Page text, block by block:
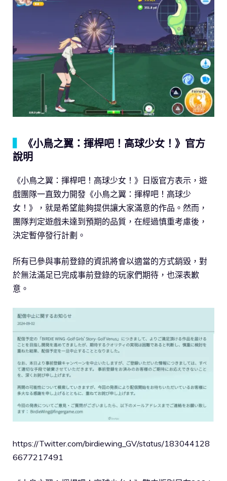
《小鳥之翼：揮桿吧！高球少女！》官方
說明
《小鳥之翼：揮桿吧！高球少女！》日版官方表示，遊
戲團隊一直致力開發《小鳥之翼：揮桿吧！高球少
女！》，就是希望能夠提供讓大家滿意的作品。然而，
團隊判定遊戲未達到預期的品質，在經過慎重考慮後，
決定暫停發行計劃。
所有已參與事前登錄的資訊將會以適當的方式銷毀，對
於無法滿足已完成事前登錄的玩家們期待，也深表歉
意。
https://Twitter.com/birdiewing_GV/status/183044128
6677217491